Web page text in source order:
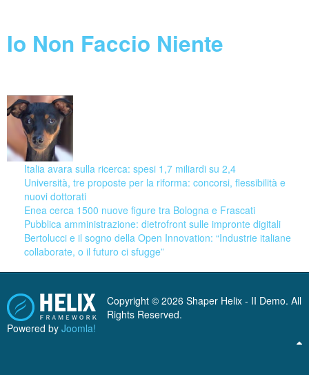
Io Non Faccio Niente
Italia avara sulla ricerca: spesi 1,7 miliardi su 2,4
Università, tre proposte per la riforma: concorsi, flessibilità e
nuovi dottorati
Enea cerca 1500 nuove figure tra Bologna e Frascati
Pubblica amministrazione: dietrofront sulle impronte digitali
Bertolucci e il sogno della Open Innovation: “Industrie italiane
collaborate, o il futuro ci sfugge”
Copyright © 2026 Shaper Helix - II Demo. All
Rights Reserved.
Powered by Joomla!